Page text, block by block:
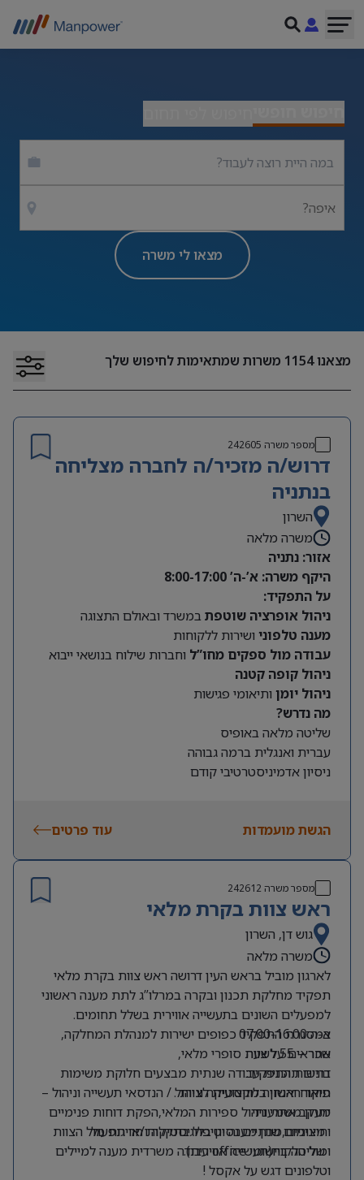
איפה?
מצאו לי משרה
מצאנו1154 משרות שמתאימות לחיפוש שלך
מספר משרה 242605
דרוש/ה מזכיר/ה לחברה מצליחה
בנתניה
השרון
משרה מלאה
אזור: נתניה
היקף משרה: א’-ה’ 8:00-17:00
על התפקיד:
ניהול אופרציה שוטפתבמשרד ובאולם התצוגה
מענה טלפוני ושירות ללקוחות
עבודה מול ספקים מחו”ל וחברות שילוח בנושאי ייבוא
ניהול קופה קטנה
ניהול יומן ותיאומי פגישות
מה נדרש?
שליטה מלאה באופיס
עברית ואנגלית ברמה גבוהה
ניסיון אדמיניסטרטיבי קודם
הגשת מועמדות עוד פרטים
מספר משרה 242612
ראש צוות בקרת מלאי
גוש דן, השרון
משרה מלאה
לארגון מוביל בראש העין דרושה ראש צוות בקרת מלאי
תפקיד מחלקת תכנון ובקרה במרלו”ג לתת מענה ראשוני
למפעלים השונים בתעשייה אווירית בשלל תחומים.
במסגרת התפקיד כפופים ישירות למנהלת המחלקה,
אחראים על צוות סופרי מלאי,
בונים תוכנית עבודה שנתית מבצעים חלוקת משימות
פיקוח והנחיה מקצועית לצוות .
מעקב אחרי ניהול ספירות המלאי,הפקת דוחות פנימיים
וחיצוניים,מתן מענה וטיפול בתקלות חריגות מול הצוות
ומול הלקוח(תעשייה אווירית).
א-ה 07:00-16:00
שכר – 55 לשעה
דרישות התפקיד:
תואר ראשון בלוגיסטיקה וניהול / הנדסאי תעשייה וניהול –
יתרון משמעותי
· מינימום שנתיים נסיון בלוגיסטיקה ו/או תפעול
· שליטה ביישומי office עבודה משרדית מענה למיילים
וטלפונים דגש על אקסל !